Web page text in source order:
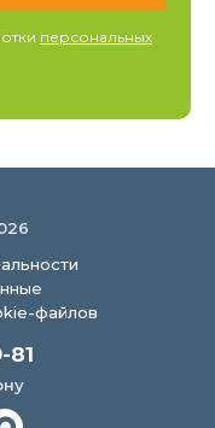
персональных
файлов
81